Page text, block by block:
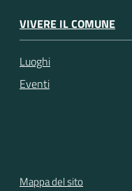
VIVERE IL COMUNE
Luoghi
Eventi
Mappa del sito